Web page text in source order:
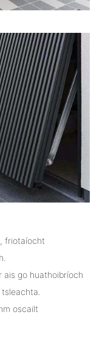
friotaíocht
ais go huathoibríoch
tsleachta.
oscailt